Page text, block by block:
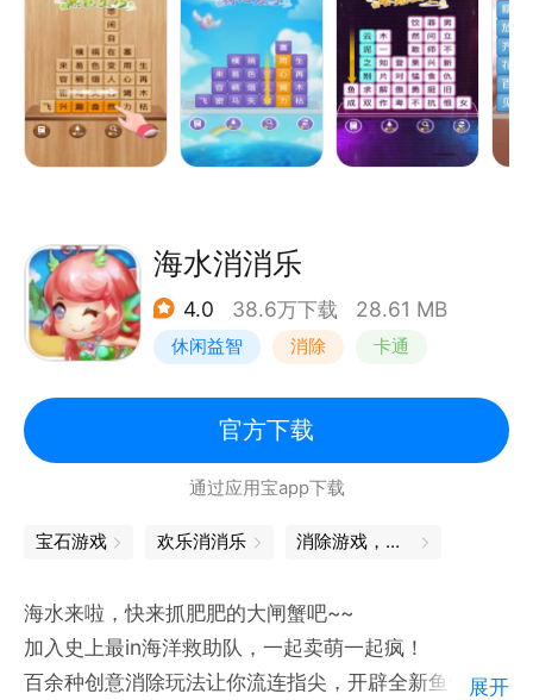
消除该成语，消除完即可过关。
只需滑动一下，轻松上手，但是却对你的成语储备是个
不小的考验，来试试吧！
海水消消乐
4.0 38.6万下载 28.61 MB
休闲益智 消除 卡通
官方下载
通过应用宝app下载
宝石游戏 欢乐消消乐 消除游戏，让你感受快感
海水来啦，快来抓肥肥的大闸蟹吧~~
加入史上最in海洋救助队，一起卖萌一起疯！
百余种创意消除玩法让你流连指尖，开辟全新鱼鱼养成
展开